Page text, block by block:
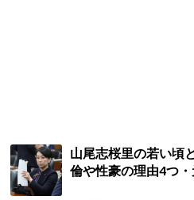
山尾志桜里の若い頃
倫や性豪の理由4つ